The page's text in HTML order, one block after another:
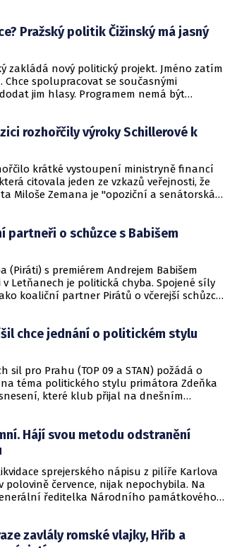
Pražský politik Čižinský má jasný
zakládá nový politický projekt. Jméno zatím
spolupracovat se současnými
jim hlasy. Programem nemá být
rozhořčily výroky Schillerové k
krátké vystoupení ministryně financí
citovala jeden ze vzkazů veřejnosti, že
Miloše Zemana je "opoziční a senátorská
partneři o schůzce s Babišem
(Piráti) s premiérem Andrejem Babišem
Letňanech je politická chyba. Spojené síly
koaliční partner Pirátů o včerejší schůzce
09).
chce jednání o politickém stylu
sil pro Prahu (TOP 09 a STAN) požádá o
téma politického stylu primátora Zdeňka
které klub přijal na dnešním
Hájí svou metodu odstranění
sprejerského nápisu z pilíře Karlova
polovině července, nijak nepochybila. Na
ředitelka Národního památkového
zavlály romské vlajky, Hřib a